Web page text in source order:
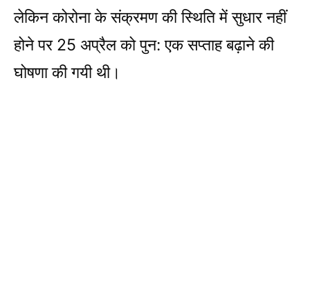
लेकिन कोरोना के संक्रमण की स्थिति में सुधार नहीं
होने पर 25 अप्रैल को पुन: एक सप्ताह बढ़ाने की
घोषणा की गयी थी।